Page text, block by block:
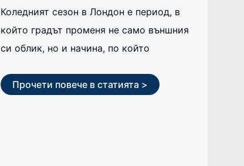
Коледният сезон в Лондон е период, в
който градът променя не само външния
си облик, но и начина, по който
Прочети повече в статията >